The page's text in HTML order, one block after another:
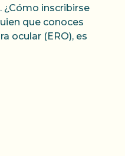
¿Cómo inscribirse
que conoces
ocular (ERO), es